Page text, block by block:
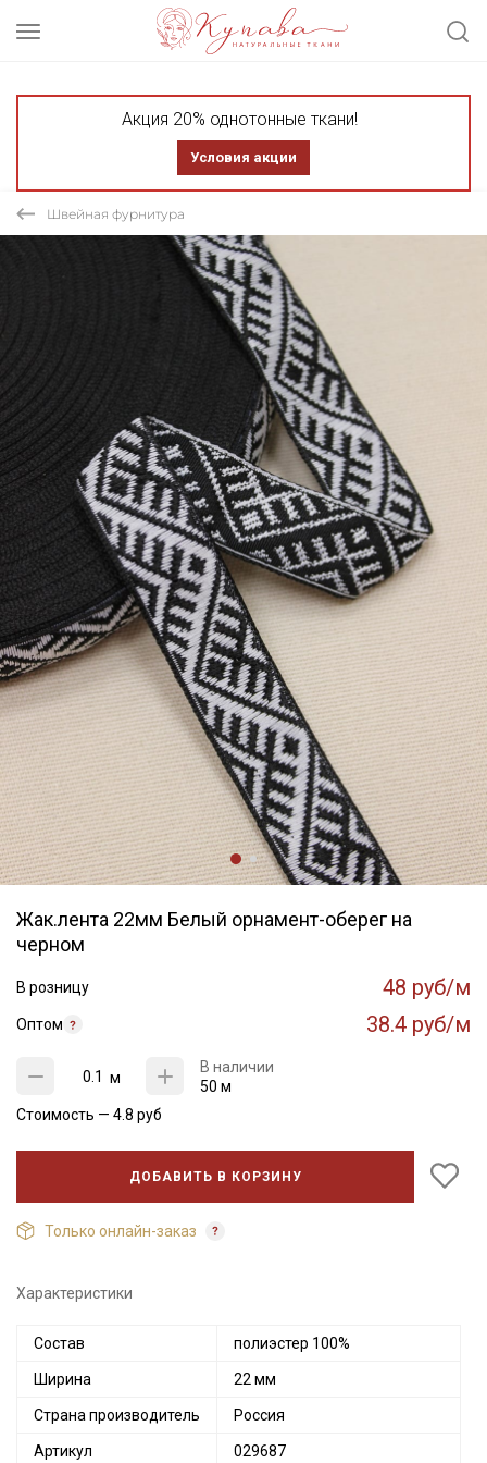
Акция 20% однотонные ткани!
Условия акции
Швейная фурнитура
Жак.лента 22мм Белый орнамент-оберег на
черном
В розницу 48 руб/м
Оптом 38.4 руб/м
м
В наличии
50 м
Стоимость — 4.8 руб
ДОБАВИТЬ В КОРЗИНУ
Только онлайн-заказ
Характеристики
Состав полиэстер 100%
Ширина 22 мм
Страна производитель Россия
Артикул 029687